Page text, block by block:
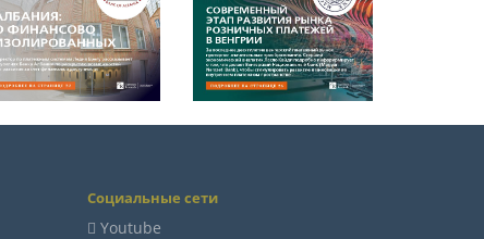
Социальные сети
Youtube